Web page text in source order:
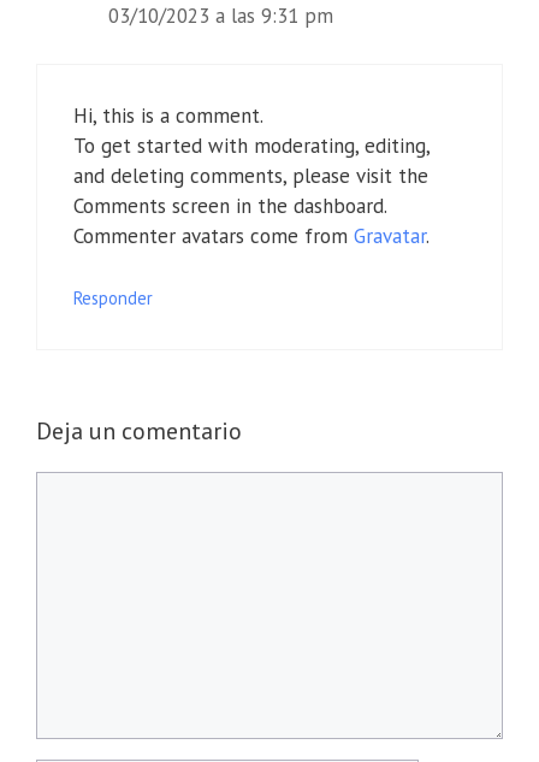
03/10/2023 a las 9:31 pm
Hi, this is a comment.
To get started with moderating, editing,
and deleting comments, please visit the
Comments screen in the dashboard.
Commenter avatars come from Gravatar.
Responder
Deja un comentario